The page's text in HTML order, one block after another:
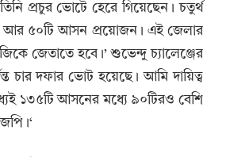
প্রচুর ভোটে হেরে গিয়েছেন। চতুর্থ
আর ৫০টি আসন প্রয়োজন। এই জেলার
জেতাতে হবে।’ শুভেন্দু চ্যালেঞ্জের
চার দফার ভোট হয়েছে। আমি দায়িত্ব
১৩৫টি আসনের মধ্যে ৯০টিরও বেশি